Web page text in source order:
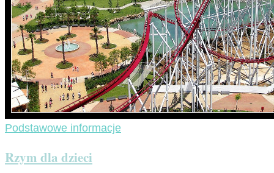
Podstawowe informacje
Rzym dla dzieci